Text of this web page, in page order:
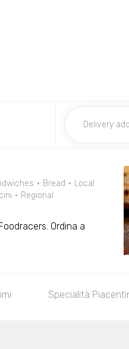
Bread
Local
Regional
Ordina a
Specialità